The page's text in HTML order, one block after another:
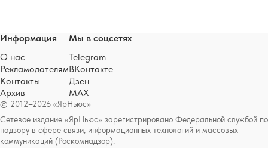
© 2012–2026 «ЯрНьюс»
Сетевое издание «ЯрНьюс» зарегистрировано Федеральной службой по
надзору в сфере связи, информационных технологий и массовых
коммуникаций (Роскомнадзор).
Информация
О нас
Рекламодателям
Контакты
Архив
Мы в соцсетях
Telegram
ВКонтакте
Дзен
MAX